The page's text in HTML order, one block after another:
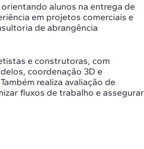
alunos na entrega de
em projetos comerciais e
de abrangência
e construtoras, com
coordenação 3D e
realiza avaliação de
fluxos de trabalho e assegurar